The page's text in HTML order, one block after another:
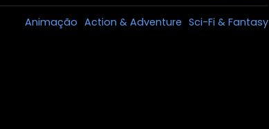
Animação Action & Adventure Sci-Fi & Fantasy